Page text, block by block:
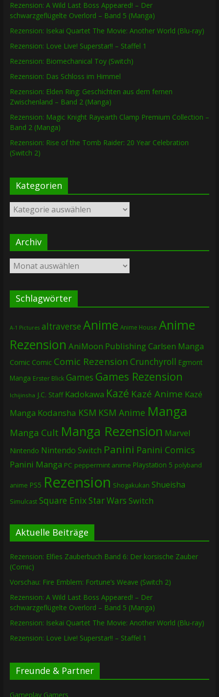
Rezension: A Wild Last Boss Appeared! – Der
schwarzgeflügelte Overlord – Band 5 (Manga)
Rezension: Isekai Quartet The Movie: Another World (Blu-ray)
Rezension: Love Live! Superstar!! – Staffel 1
Rezension: Biomechanical Toy (Switch)
Rezension: Das Schloss im Himmel
Rezension: Elden Ring: Geschichten aus dem fernen
Zwischenland – Band 2 (Manga)
Rezension: Magic Knight Rayearth Clamp Premium Collection –
Band 2 (Manga)
Rezension: Rise of the Tomb Raider: 20 Year Celebration
(Switch 2)
Kategorien
Kategorien
Archiv
Archiv
Schlagwörter
A-1 Pictures altraverse Anime Anime House Anime
Rezension AniMoon PublishingCarlsen Manga
Comic Comic Comic Rezension Crunchyroll Egmont
Manga Erster Blick Games Games Rezension
Ichijinsha J.C. Staff Kadokawa Kazé Kazé Anime Kazé
Manga Kodansha KSM KSM Anime Manga
Manga Cult Manga Rezension Marvel
Nintendo Nintendo Switch Panini Panini Comics
Panini Manga PC peppermint anime Playstation 5 polyband
anime PS5 Rezension Shogakukan Shueisha
Simulcast Square EnixStar Wars Switch
Aktuelle Beiträge
Rezension: Elfies Zauberbuch Band 6: Der korsische Zauber
(Comic)
Vorschau: Fire Emblem: Fortune’s Weave (Switch 2)
Rezension: A Wild Last Boss Appeared! – Der
schwarzgeflügelte Overlord – Band 5 (Manga)
Rezension: Isekai Quartet The Movie: Another World (Blu-ray)
Rezension: Love Live! Superstar!! – Staffel 1
Freunde & Partner
Gameplay Gamers